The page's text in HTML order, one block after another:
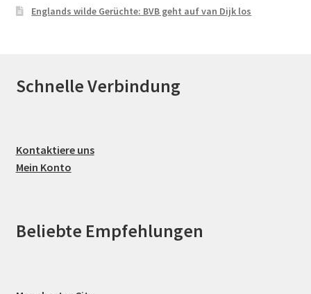
Englands wilde Gerüchte: BVB geht auf van Dijk los
Schnelle Verbindung
Kontaktiere uns
Mein Konto
Beliebte Empfehlungen